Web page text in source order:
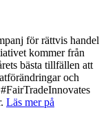
för rättvis handel
kommer från
bästa tillfällen att
och
Läs mer på